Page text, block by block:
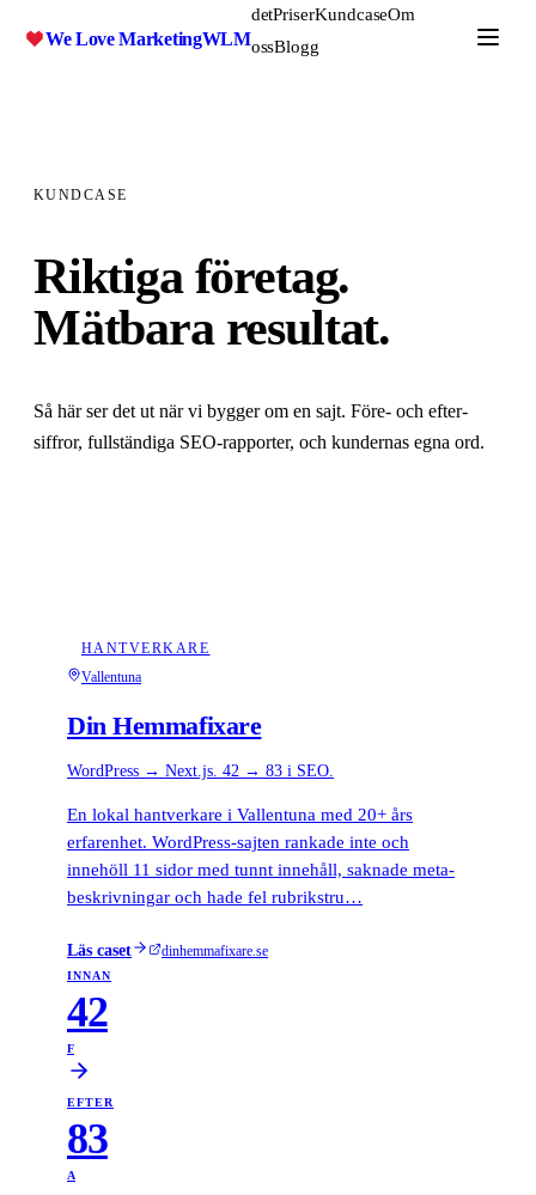
We Love MarketingWLM
detPriserKundcaseOm
ossBlogg
KUNDCASE
Riktiga företag.
Mätbara resultat.
Så här ser det ut när vi bygger om en sajt. Före- och efter-
siffror, fullständiga SEO-rapporter, och kundernas egna ord.
HANTVERKARE
Vallentuna
Din Hemmafixare
WordPress → Next.js. 42 → 83 i SEO.
En lokal hantverkare i Vallentuna med 20+ års
erfarenhet. WordPress-sajten rankade inte och
innehöll 11 sidor med tunnt innehåll, saknade meta-
beskrivningar och hade fel rubrikstru…
Läs caset dinhemmafixare.se
INNAN
42
F
EFTER
83
A